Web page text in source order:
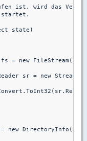
ist, wird das
state)
= new
sr = new
new